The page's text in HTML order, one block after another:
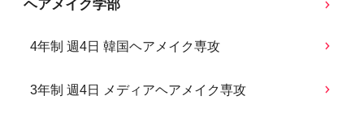
ヘアメイク学部
4年制 週4日 韓国ヘアメイク専攻
3年制 週4日 メディアヘアメイク専攻